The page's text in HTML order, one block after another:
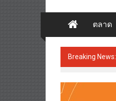
ตลาด
Breaking News: